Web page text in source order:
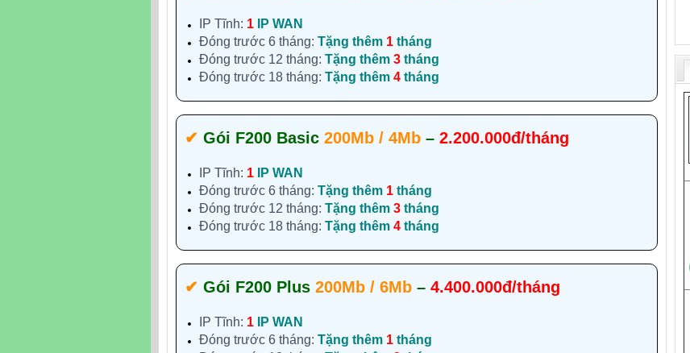
IP Tĩnh: 1 IP WAN
Đóng trước 6 tháng: Tặng thêm 1 tháng
Đóng trước 12 tháng: Tặng thêm 3 tháng
Đóng trước 18 tháng: Tặng thêm 4 tháng
✔‎ Gói F200 Basic 200Mb / 4Mb – 2.200.000đ/tháng
IP Tĩnh: 1 IP WAN
Đóng trước 6 tháng: Tặng thêm 1 tháng
Đóng trước 12 tháng: Tặng thêm 3 tháng
Đóng trước 18 tháng: Tặng thêm 4 tháng
✔‎ Gói F200 Plus 200Mb / 6Mb – 4.400.000đ/tháng
IP Tĩnh: 1 IP WAN
Đóng trước 6 tháng: Tặng thêm 1 tháng